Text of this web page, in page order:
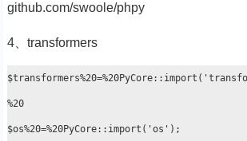
github.com/swoole/phpy
4、transformers
%20
$os%20=%20PyCore::import('os');